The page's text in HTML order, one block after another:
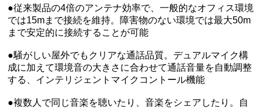
●従来製品の4倍のアンテナ効率で、一般的なオフィス環境
では15mまで接続を維持。障害物のない環境では最大50m
まで安定的に接続することが可能
●騒がしい屋外でもクリアな通話品質。デュアルマイク構
成に加えて環境音の大きさに合わせて通話音量を自動調整
する、インテリジェントマイクコントール機能
●複数人で同じ音楽を聴いたり、音楽をシェアしたり。自